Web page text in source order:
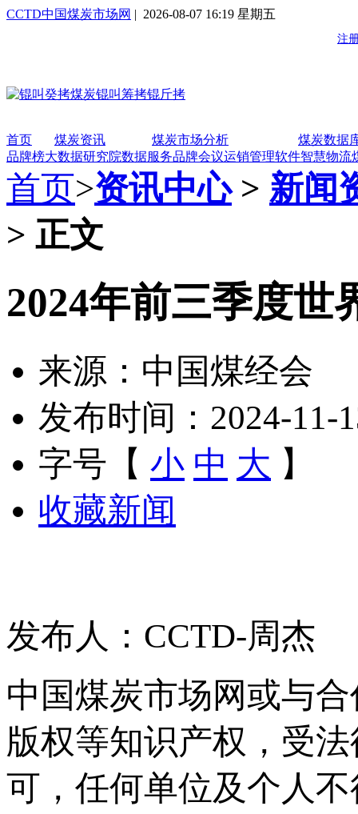
CCTD中国煤炭市场网 | 2026-08-07 16:19 星期五
首页 煤炭资讯 煤炭市场分析
煤炭数据
品牌榜大数据研究院数据服务品牌会议运销管理软件智慧物流
首页>资讯中心> 新闻
> 正文
2024年前三季度世
来源：中国煤经会
发布时间：2024-11-
字号【 小 中 大 】
收藏新闻
发布人：CCTD-周杰
中国煤炭市场网或与
版权等知识产权，受
可，任何单位及个人